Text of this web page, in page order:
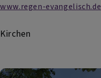
www.regen-evangelisch.de
Kirchen